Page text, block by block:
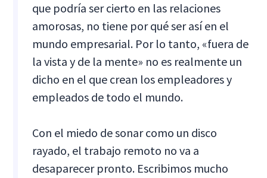
que podría ser cierto en las relaciones
amorosas, no tiene por qué ser así en el
mundo empresarial. Por lo tanto, «fuera de
la vista y de la mente» no es realmente un
dicho en el que crean los empleadores y
empleados de todo el mundo.
Con el miedo de sonar como un disco
rayado, el trabajo remoto no va a
desaparecer pronto. Escribimos mucho